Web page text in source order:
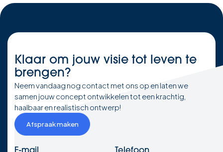
Klaar om jouw visie tot leven te
brengen?
Neem vandaag nog contact met ons op en laten we
samen jouw concept ontwikkelen tot een krachtig,
haalbaar en realistisch ontwerp!
Afspraak maken